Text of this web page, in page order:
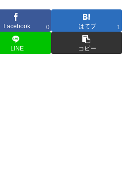
Facebook 0 はてブ 1
LINE コピー